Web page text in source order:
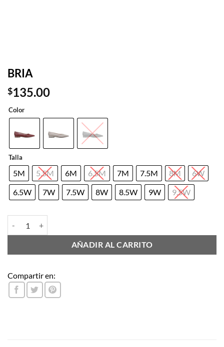
BRIA
$135.00
Color
Talla
5M 5.5M 6M 6.5M 7M 7.5M 8M
6W
6.5W
7W 7.5W 8W 8.5W 9W 9.5W
AÑADIR AL CARRITO
Compartir en: